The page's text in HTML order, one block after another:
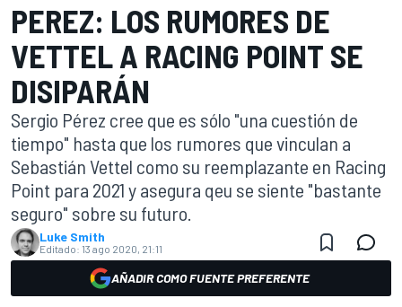
PEREZ: LOS RUMORES DE
VETTEL A RACING POINT SE
DISIPARÁN
Sergio Pérez cree que es sólo "una cuestión de
tiempo" hasta que los rumores que vinculan a
Sebastián Vettel como su reemplazante en Racing
Point para 2021 y asegura qeu se siente "bastante
seguro" sobre su futuro.
Luke Smith
Editado: 13 ago 2020, 21:11
AÑADIR COMO FUENTE PREFERENTE